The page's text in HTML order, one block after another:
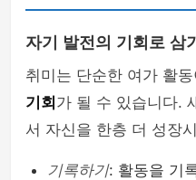
자기 발전의 기회로 삼기
취미는 단순한 여가 활
기회 가 될 수 있습니다.
서 자신을 한층 더 성장
기록하기: 활동을 기